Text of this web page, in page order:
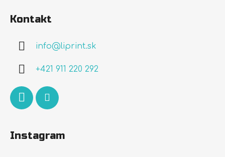
Kontakt
info@liprint.sk
+421 911 220 292
Instagram